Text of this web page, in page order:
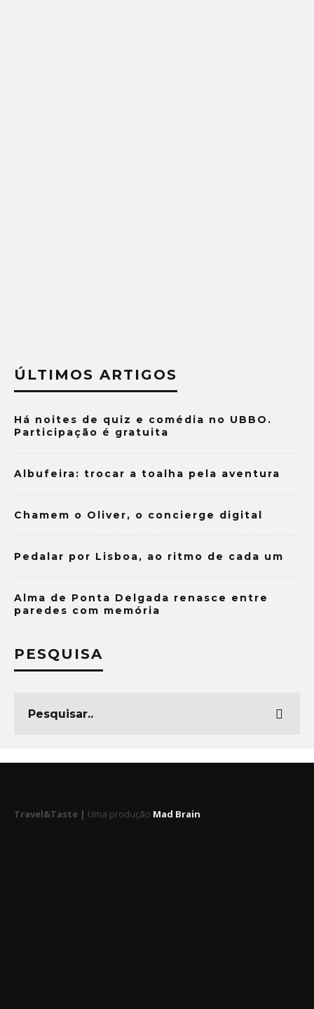
ÚLTIMOS ARTIGOS
Há noites de quiz e comédia no UBBO.
Participação é gratuita
Albufeira: trocar a toalha pela aventura
Chamem o Oliver, o concierge digital
Pedalar por Lisboa, ao ritmo de cada um
Alma de Ponta Delgada renasce entre
paredes com memória
PESQUISA
Travel&Taste | Uma produção Mad Brain